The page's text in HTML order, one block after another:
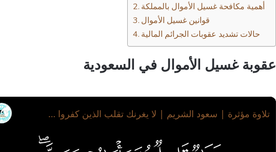
أهمية مكافحة غسيل الأموال بالمملكة
قوانين غسيل الأموال
حالات تشديد عقوبات الجرائم المالية
عقوبة غسيل الأموال في السعودية
×
تلاوة مؤثرة | سعود الشريم | لا يغرنك تقلب الذين كفروا في البلاد - سورة آل عمران